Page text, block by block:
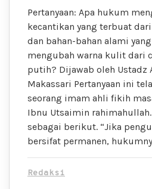
Pertanyaan: Apa hukum
kecantikan yang terbuat
dan bahan-bahan alami
mengubah warna kulit dari
putih? Dijawab oleh Ustadz
Makassari Pertanyaan ini
seorang imam ahli fikih
Ibnu Utsaimin
sebagai berikut. “Jika
bersifat permanen,
Redaksi